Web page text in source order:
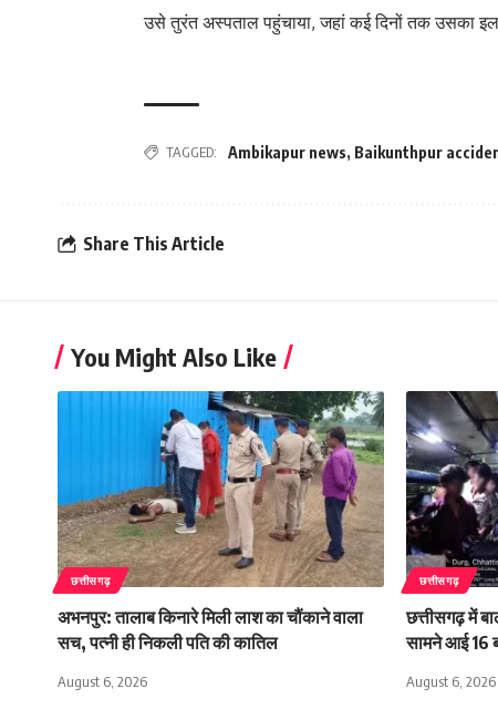
उसे तुरंत अस्पताल पहुंचाया, जहां कई दिनों तक उसका
TAGGED: Ambikapur news, Baikunthpur
Share This Article
You Might Also Like
छत्तीसगढ़
अभनपुर: तालाब किनारे मिली लाश का चौंकाने वाला
सच, पत्नी ही निकली पति की कातिल
August 6, 2026
छत्तीसगढ़
छत्तीसगढ़ में
सामने आई 16
August 6, 2026